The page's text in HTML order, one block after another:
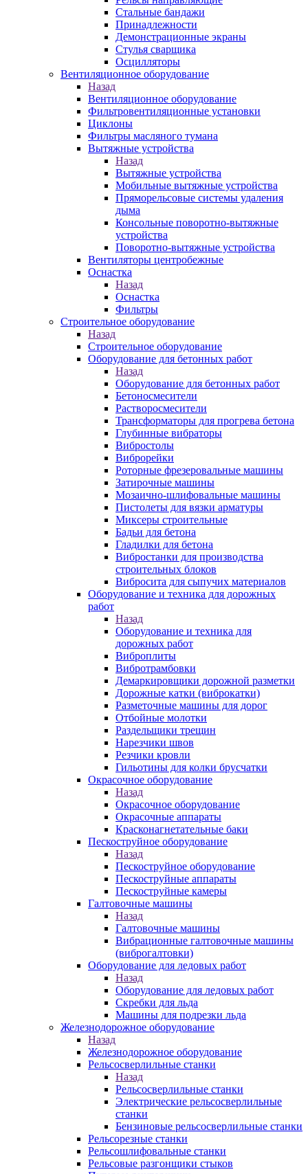
Стальные бандажи
Принадлежности
Демонстрационные экраны
Стулья сварщика
Осцилляторы
Вентиляционное оборудование
Назад
Вентиляционное оборудование
Фильтровентиляционные установки
Циклоны
Фильтры масляного тумана
Вытяжные устройства
Назад
Вытяжные устройства
Мобильные вытяжные устройства
Пряморельсовые системы удаления
дыма
Консольные поворотно-вытяжные
устройства
Поворотно-вытяжные устройства
Вентиляторы центробежные
Оснастка
Назад
Оснастка
Фильтры
Строительное оборудование
Назад
Строительное оборудование
Оборудование для бетонных работ
Назад
Оборудование для бетонных работ
Бетоносмесители
Растворосмесители
Трансформаторы для прогрева бетона
Глубинные вибраторы
Вибростолы
Виброрейки
Роторные фрезеровальные машины
Затирочные машины
Мозаично-шлифовальные машины
Пистолеты для вязки арматуры
Миксеры строительные
Бадьи для бетона
Гладилки для бетона
Вибростанки для производства
строительных блоков
Вибросита для сыпучих материалов
Оборудование и техника для дорожных
работ
Назад
Оборудование и техника для
дорожных работ
Виброплиты
Вибротрамбовки
Демаркировщики дорожной разметки
Дорожные катки (виброкатки)
Разметочные машины для дорог
Отбойные молотки
Раздельщики трещин
Нарезчики швов
Резчики кровли
Гильотины для колки брусчатки
Окрасочное оборудование
Назад
Окрасочное оборудование
Окрасочные аппараты
Красконагнетательные баки
Пескоструйное оборудование
Назад
Пескоструйное оборудование
Пескоструйные аппараты
Пескоструйные камеры
Галтовочные машины
Назад
Галтовочные машины
Вибрационные галтовочные машины
(виброгалтовки)
Оборудование для ледовых работ
Назад
Оборудование для ледовых работ
Скребки для льда
Машины для подрезки льда
Железнодорожное оборудование
Назад
Железнодорожное оборудование
Рельсосверлильные станки
Назад
Рельсосверлильные станки
Электрические рельсосверлильные
станки
Бензиновые рельсосверлильные станки
Рельсорезные станки
Рельсошлифовальные станки
Рельсовые разгонщики стыков